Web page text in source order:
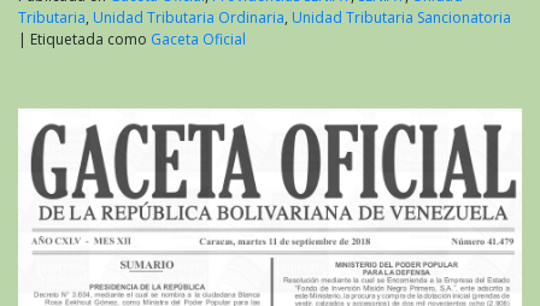
Tributaria, Unidad Tributaria Ordinaria, Unidad Tributaria Sancionatoria
Etiquetada como Gaceta Oficial